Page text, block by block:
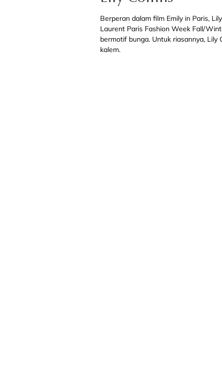
Berperan dalam film Emily in Paris,
Laurent Paris Fashion Week Fall/
bermotif bunga. Untuk riasannya,
kalem.